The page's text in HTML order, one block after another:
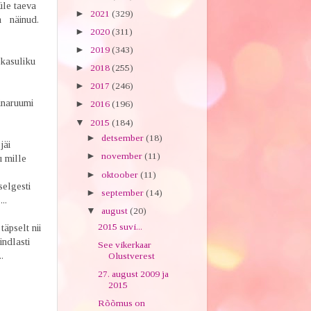
taeva
näinud.
mille
nii
► 2021 (329)
► 2020 (311)
► 2019 (343)
► 2018 (255)
► 2017 (246)
► 2016 (196)
▼ 2015 (184)
► detsember (18)
► november (11)
► oktoober (11)
► september (14)
▼ august (20)
2015 suvi...
See vikerkaar
Olustverest
27. august 2009 ja
2015
Rõõmus on